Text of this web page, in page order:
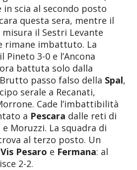
in scia al secondo posto
questa sera, mentre il
il Sestri Levante
rimane imbattuto. La
Pineto 3-0 e l’Ancona
battuta solo dalla
passo falso della Spal,
serale a Recanati,
Cade l’imbattibilità
a Pescara dalle reti di
Moruzzi. La squadra di
al terzo posto. Un
Vis Pesaro e Fermana: al
2-2.